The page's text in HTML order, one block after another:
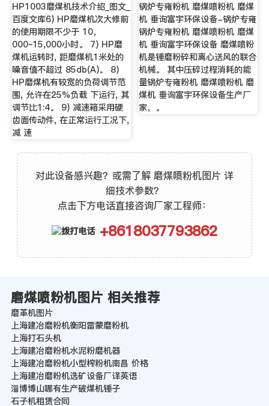
HP1003磨煤机技术介绍_图文_
百度文库6) HP磨煤机次大修前
的使用期限不少于 10，
000~15,000小时。 7) HP磨
煤机运转时, 距磨煤机1米处的
噪音值不超过 85db(A)。 8)
HP磨煤机有较宽的负荷调节范
围, 允许在25%负载 下运行, 其
调节比1:4。 9) 减速箱采用硬
齿面传动件, 在正常运行工况下,
减 速
锅炉专雍粉机 磨煤喷粉机 磨煤
机 垂询富宇环保设备-锅炉专雍
锅炉专雍粉机 磨煤喷粉机 磨煤
机 垂询富宇环保设备 磨煤喷粉
机是锤磨粉碎和离心送风的联合
机械。 其中压碎过程消耗的能
量锅炉专雍粉机 磨煤喷粉机 磨
煤机 垂询富宇环保设备生产厂
家，。
对此设备感兴趣？或需了解 磨煤喷粉机图片 详
细技术参数？
点击下方电话直接咨询厂家工程师：
+8618037793862
磨煤喷粉机图片 相关推荐
磨革机图片
上海建冶磨粉机衡阳雷蒙磨粉机
上海打石头机
上海建冶磨粉机水泥粉磨机器
上海建冶磨粉机小型榨粉机南昌 价格
上海建冶磨粉机选矿设备厂译英语
淄博博山哪有生产破煤机锤子
石子机租赁合同